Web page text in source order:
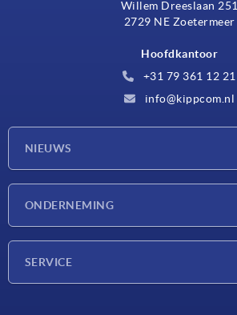
Willem Dreeslaan 251
2729 NE Zoetermeer
Hoofdkantoor
+31 79 361 12 21
info@kippcom.nl
NIEUWS
ONDERNEMING
SERVICE